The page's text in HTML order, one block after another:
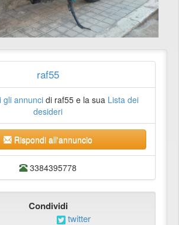
raf55
gli annunci di raf55 e la sua Lista dei
desideri
Rispondi all'annuncio
3384395778
Condividi
twitter